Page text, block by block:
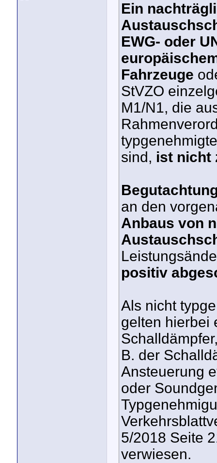
Ein
EWG- oder
Fahrzeuge
StVZO
M1/N1, die
sind, ist nicht
an den
Anbaus von
positiv
Als nicht
gelten hierbei
B. der
Ansteuerung
oder
5/2018 Seite
verwiesen.